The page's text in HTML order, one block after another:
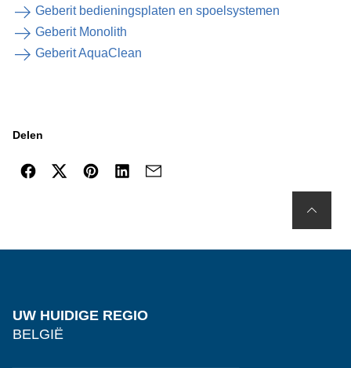
Geberit bedieningsplaten en spoelsystemen
Geberit Monolith
Geberit AquaClean
Delen
UW HUIDIGE REGIO
BELGIË